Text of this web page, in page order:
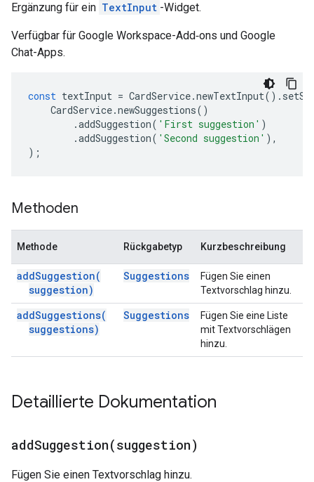
Ergänzung für ein TextInput -Widget.
Verfügbar für Google Workspace-Add‑ons und Google
Chat-Apps.
const textInput = CardService.newTextInput().
CardService.newSuggestions()
.addSuggestion( 'First suggestion' )
.addSuggestion( 'Second suggestion' ),
);
Methoden
Methode Rückgabetyp Kurzbeschreibung
addSuggestion(
suggestion)
Suggestions
Fügen Sie einen
Textvorschlag hinzu.
addSuggestions(
suggestions)
Suggestions
Fügen Sie eine Liste
mit Textvorschlägen
hinzu.
Detaillierte Dokumentation
addSuggestion(suggestion)
Fügen Sie einen Textvorschlag hinzu.